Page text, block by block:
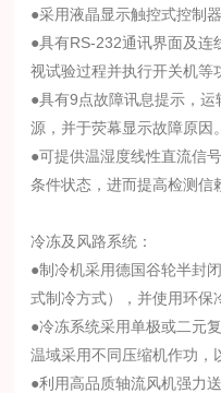
●采用液晶显示触控式控制
●具有RS-232通讯界面及连
视试验过程并执行开关机等
●具有9点故障讯息提示，
源，并于荧幕显示故障原因。
●可提供温湿度线性直流信
条件状态，进而提高检测信
冷冻及风路系统：
●制冷机采用德国谷轮半封
式制冷方式），并使用环保
●冷冻系统采用单极或二元
温域采用不同压缩机作功，
●利用高品质轴流风机强力